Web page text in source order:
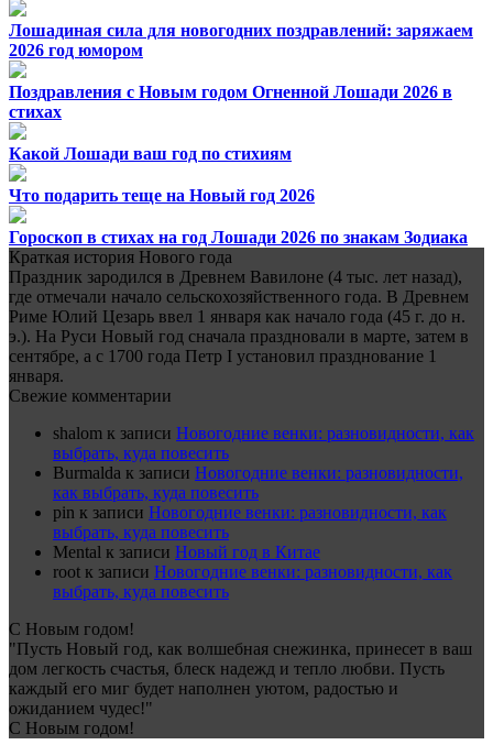
Лошадиная сила для новогодних поздравлений: заряжаем
2026 год юмором
Поздравления с Новым годом Огненной Лошади 2026 в
стихах
Какой Лошади ваш год по стихиям
Что подарить теще на Новый год 2026
Гороскоп в стихах на год Лошади 2026 по знакам Зодиака
Краткая история Нового года
Праздник зародился в Древнем Вавилоне (4 тыс. лет назад),
где отмечали начало сельскохозяйственного года. В Древнем
Риме Юлий Цезарь ввел 1 января как начало года (45 г. до н.
э.). На Руси Новый год сначала праздновали в марте, затем в
сентябре, а с 1700 года Петр I установил празднование 1
января.
Свежие комментарии
shalom к записи Новогодние венки: разновидности, как
выбрать, куда повесить
Burmalda к записи Новогодние венки: разновидности,
как выбрать, куда повесить
pin к записи Новогодние венки: разновидности, как
выбрать, куда повесить
Mental к записи Новый год в Китае
root к записи Новогодние венки: разновидности, как
выбрать, куда повесить
С Новым годом!
"Пусть Новый год, как волшебная снежинка, принесет в ваш
дом легкость счастья, блеск надежд и тепло любви. Пусть
каждый его миг будет наполнен уютом, радостью и
ожиданием чудес!"
С Новым годом!